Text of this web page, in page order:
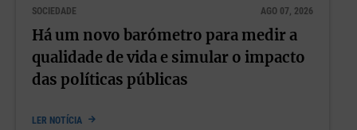
SOCIEDADE AGO 07, 2026
Há um novo barómetro para medir a
qualidade de vida e simular o impacto
das políticas públicas
LER NOTÍCIA